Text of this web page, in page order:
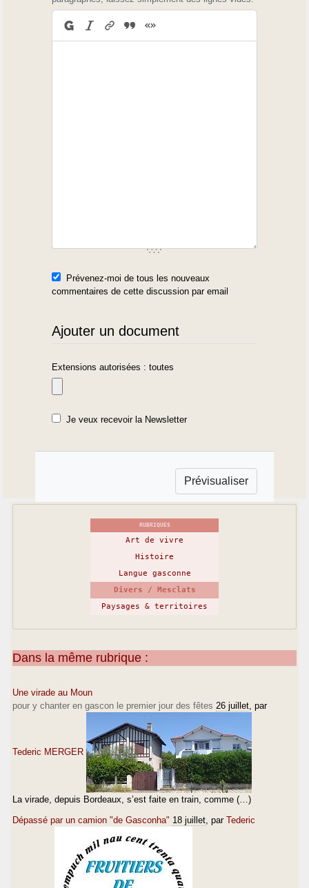
Prévenez-moi de tous les nouveaux
commentaires de cette discussion par email
Ajouter un document
Extensions autorisées : toutes
Je veux recevoir la Newsletter
RUBRIQUES
Art de vivre
Histoire
Langue gasconne
Divers / Mesclats
Paysages & territoires
Dans la même rubrique :
Une virade au Moun
pour y chanter en gascon le premier jour des fêtes 26 juillet , par
Tederic MERGER
La virade, depuis Bordeaux, s’est faite en train, comme (…)
Dépassé par un camion "de Gasconha" 18 juillet , par Tederic